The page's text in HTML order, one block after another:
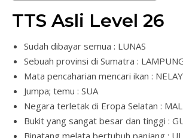
TTS Asli Level 26
Sudah dibayar semua : LUNAS
Sebuah provinsi di Sumatra :
Mata pencaharian mencari ikan :
Jumpa; temu : SUA
Negara terletak di Eropa Selatan :
Bukit yang sangat besar dan tinggi :
Binatang melata bertubuh panjang :